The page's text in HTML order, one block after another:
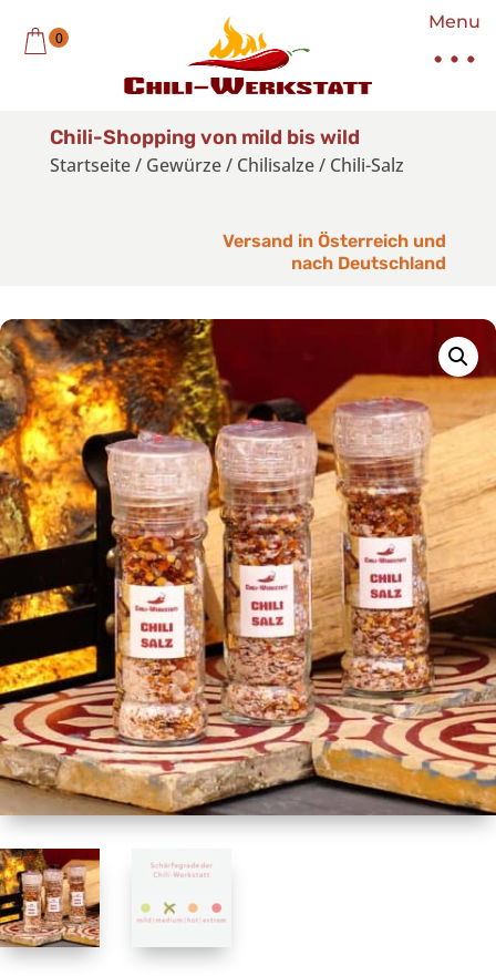
Menu
0
Chili-Shopping von mild bis wild
Startseite/ Gewürze/ Chilisalze/ Chili-Salz
Versand in Österreich und
nach Deutschland